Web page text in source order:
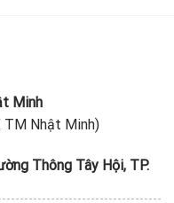
Minh
TM Nhật Minh)
Thông Tây Hội, TP.